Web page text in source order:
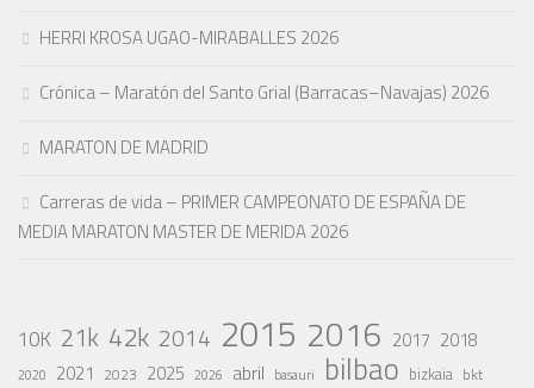
HERRI KROSA UGAO-MIRABALLES 2026
Crónica – Maratón del Santo Grial (Barracas–Navajas) 2026
MARATON DE MADRID
Carreras de vida – PRIMER CAMPEONATO DE ESPAÑA DE
MEDIA MARATON MASTER DE MERIDA 2026
10K 21k 42k 2014 2015 2016 2017 2018
2020 2021 2023 2025 2026 abril basauri bilbao bizkaia bkt